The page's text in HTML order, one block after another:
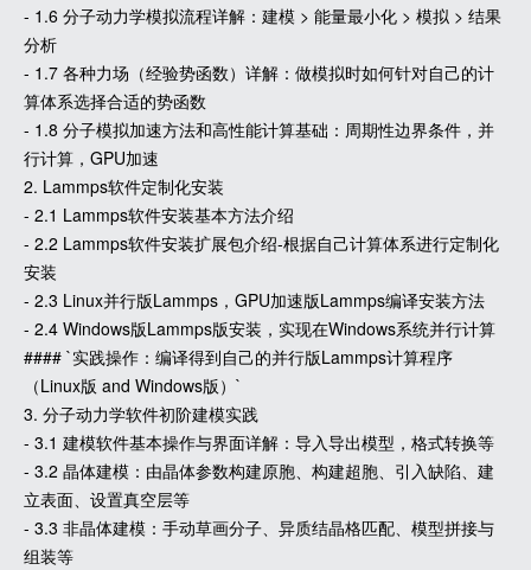
- 1.6 分子动力学模拟流程详解：建模 > 能量最小化 > 模拟 > 结果
分析
- 1.7 各种力场（经验势函数）详解：做模拟时如何针对自己的计
算体系选择合适的势函数
- 1.8 分子模拟加速方法和高性能计算基础：周期性边界条件，并
行计算，GPU加速
2. Lammps软件定制化安装
- 2.1 Lammps软件安装基本方法介绍
- 2.2 Lammps软件安装扩展包介绍-根据自己计算体系进行定制化
安装
- 2.3 Linux并行版Lammps，GPU加速版Lammps编译安装方法
- 2.4 Windows版Lammps版安装，实现在Windows系统并行计算
#### `实践操作：编译得到自己的并行版Lammps计算程序
（Linux版 and Windows版）`
3. 分子动力学软件初阶建模实践
- 3.1 建模软件基本操作与界面详解：导入导出模型，格式转换等
- 3.2 晶体建模：由晶体参数构建原胞、构建超胞、引入缺陷、建
立表面、设置真空层等
- 3.3 非晶体建模：手动草画分子、异质结晶格匹配、模型拼接与
组装等